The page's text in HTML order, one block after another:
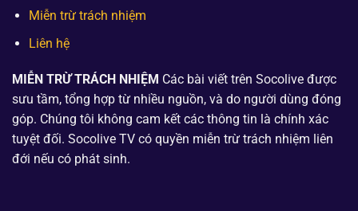
Miễn trừ trách nhiệm
Liên hệ
MIỄN TRỪ TRÁCH NHIỆM Các bài viết trên Socolive được
sưu tầm, tổng hợp từ nhiều nguồn, và do người dùng đóng
góp. Chúng tôi không cam kết các thông tin là chính xác
tuyệt đối. Socolive TV có quyền miễn trừ trách nhiệm liên
đới nếu có phát sinh.